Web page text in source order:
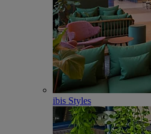
ibis Styles